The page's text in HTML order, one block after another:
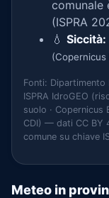
comunale
(ISPRA
💧 Siccità:
(Copernicus
Fonti: Dipartimento
ISPRA IdroGEO
suolo ·
CDI) — dati CC BY
comune su chiave
Meteo in